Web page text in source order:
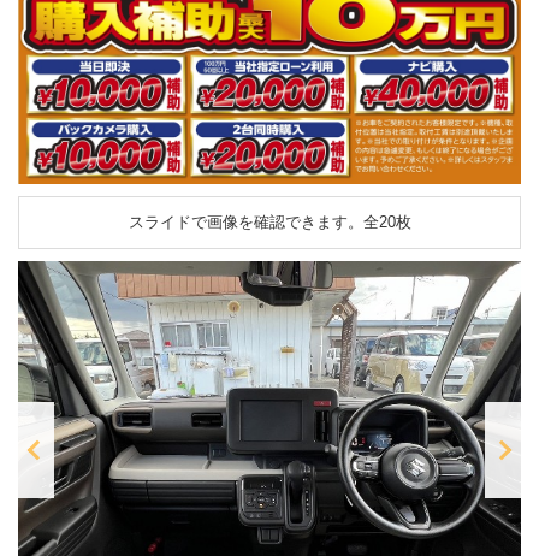
スライドで画像を確認できます。 全20枚